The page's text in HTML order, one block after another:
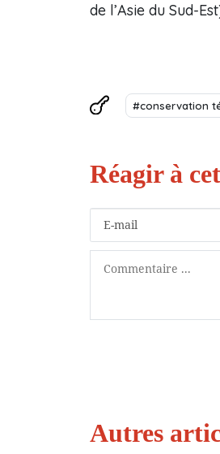
de l’Asie du Sud-
#conservation
Autres